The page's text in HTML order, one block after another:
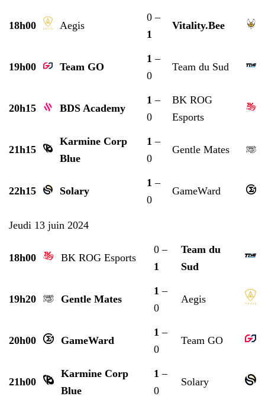
18h00 Aegis
0 –
1
Vitality.Bee
19h00 Team GO
1 –
0
Team du Sud
20h15 BDS Academy
1 –
0
BK ROG
Esports
21h15
Karmine Corp
Blue
1 –
0
Gentle Mates
22h15 Solary
1 –
0
GameWard
Jeudi 13 juin 2024
18h00 BK ROG Esports
0 –
1
Team du
Sud
19h20 Gentle Mates
1 –
0
Aegis
20h00 GameWard
1 –
0
Team GO
21h00
Karmine Corp
Blue
1 –
0
Solary